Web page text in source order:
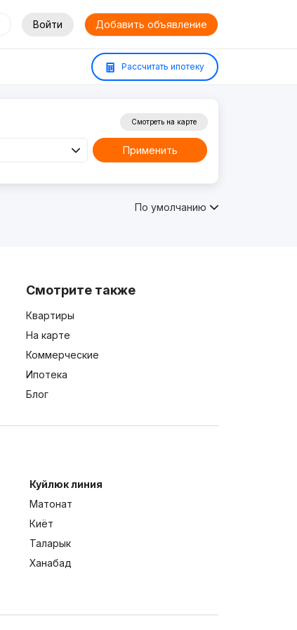
Войти Добавить объявление
Рассчитать ипотеку
Смотреть на карте
Применить
По умолчанию
Смотрите также
Квартиры
На карте
Коммерческие
Ипотека
Блог
Куйлюк линия
Матонат
Киёт
Таларык
Ханабад